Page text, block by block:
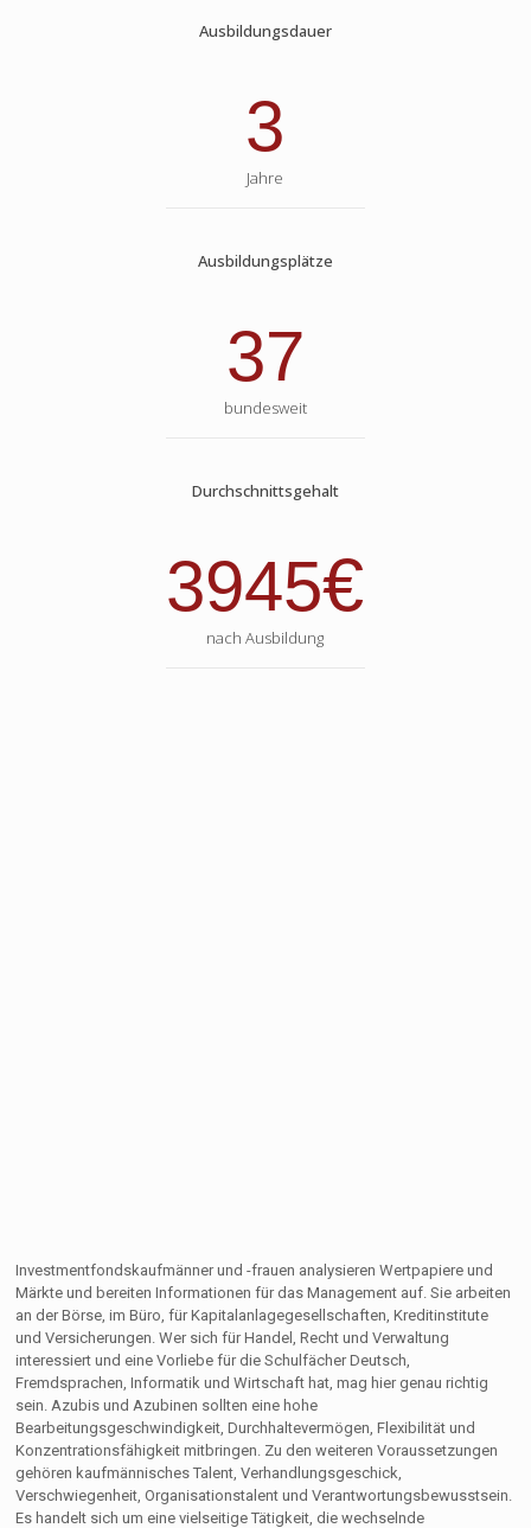
Ausbildungsdauer
3
Jahre
Ausbildungsplätze
37
bundesweit
Durchschnittsgehalt
3945€
nach Ausbildung
Investmentfondskaufmänner und -frauen analysieren Wertpapiere und
Märkte und bereiten Informationen für das Management auf. Sie arbeiten
an der Börse, im Büro, für Kapitalanlagegesellschaften, Kreditinstitute
und Versicherungen. Wer sich für Handel, Recht und Verwaltung
interessiert und eine Vorliebe für die Schulfächer Deutsch,
Fremdsprachen, Informatik und Wirtschaft hat, mag hier genau richtig
sein. Azubis und Azubinen sollten eine hohe
Bearbeitungsgeschwindigkeit, Durchhaltevermögen, Flexibilität und
Konzentrationsfähigkeit mitbringen. Zu den weiteren Voraussetzungen
gehören kaufmännisches Talent, Verhandlungsgeschick,
Verschwiegenheit, Organisationstalent und Verantwortungsbewusstsein.
Es handelt sich um eine vielseitige Tätigkeit, die wechselnde